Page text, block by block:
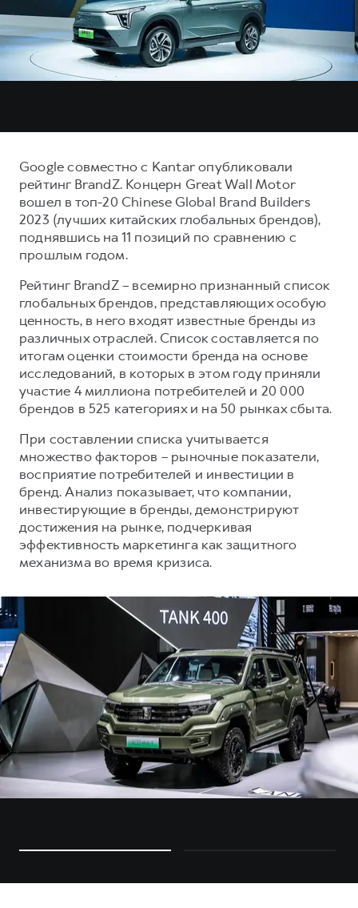
DARGO
от 3 199 000 ₽ от 3 499 000 ₽
F7
от 2 899 000 ₽ от 3 599 000 ₽
POER
от 3 449 000 ₽
Тест-драйв
Трейд-ин
Кредитный калькулятор
Кредит
КОРПОРАТИВНЫМ КЛИЕНТАМ
Для малого бизнеса
Корпоративным клиентам
Крупным корпоративным клиентам
Система управления автопарком GWM Fleet
Сервис для корпоративных клиентов
HAVAL Лизинг
АКСЕССУАРЫ HAVAL
Автомобильные аксессуары
Коллекция CITY
Коллекция Базовая
Коллекция Детская
СЕРВИСНОЕ ОБСЛУЖИВАНИЕ
Нулевое ТО
Программа «Помощь на дороге»
Электронный ПТС
ПОДДЕРЖКА
GWM Безопасность
Гарантия HAVAL
Мобильное приложение GWM
Программа «HAVAL Защита+»
Руководства по эксплуатации
Подписки
АКСЕССУАРЫ HAVAL
Автомобильные аксессуары
Коллекция CITY
Коллекция Базовая
Коллекция Детская
О дилере
Наша команда
Контакты
Google совместно c Kantar опубликовали
рейтинг BrandZ. Концерн Great Wall Motor
вошел в топ-20 Chinese Global Brand Builders
2023 (лучших китайских глобальных брендов),
поднявшись на 11 позиций по сравнению с
прошлым годом.
Рейтинг BrandZ – всемирно признанный список
глобальных брендов, представляющих особую
ценность, в него входят известные бренды из
различных отраслей. Список составляется по
итогам оценки стоимости бренда на основе
исследований, в которых в этом году приняли
участие 4 миллиона потребителей и 20 000
брендов в 525 категориях и на 50 рынках сбыта.
При составлении списка учитывается
множество факторов – рыночные показатели,
восприятие потребителей и инвестиции в
бренд. Анализ показывает, что компании,
инвестирующие в бренды, демонстрируют
достижения на рынке, подчеркивая
эффективность маркетинга как защитного
механизма во время кризиса.